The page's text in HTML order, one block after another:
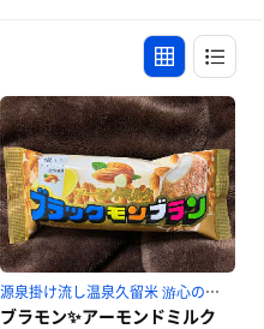
源泉掛け流し温泉久留米 游心の湯のサ活
ブラモン✨アーモンドミルク